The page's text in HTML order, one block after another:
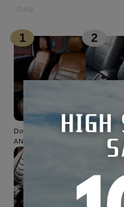
Dotty
1
Dotty ／ LUXUR-
ANTIQUE
2
Dotty ／